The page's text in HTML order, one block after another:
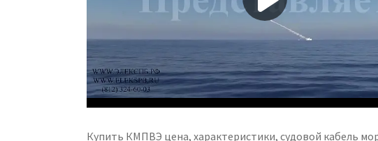
Купить КМПВЭ цена, характеристики, судовой кабель